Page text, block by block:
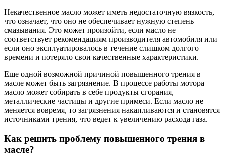
Некачественное масло может иметь недостаточную вязкость,
что означает, что оно не обеспечивает нужную степень
смазывания. Это может произойти, если масло не
соответствует рекомендациям производителя автомобиля или
если оно эксплуатировалось в течение слишком долгого
времени и потеряло свои качественные характеристики.
Еще одной возможной причиной повышенного трения в
масле может быть загрязнение. В процессе работы мотора
масло может собирать в себе продукты сгорания,
металлические частицы и другие примеси. Если масло не
меняется вовремя, то загрязнения накапливаются и становятся
источниками трения, что ведет к увеличению расхода газа.
Как решить проблему повышенного трения в
масле?